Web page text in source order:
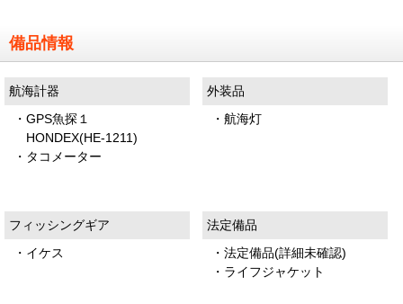
備品情報
航海計器
・GPS魚探１
HONDEX(HE-1211)
・タコメーター
外装品
・航海灯
フィッシングギア
・イケス
法定備品
・法定備品(詳細未確認)
・ライフジャケット